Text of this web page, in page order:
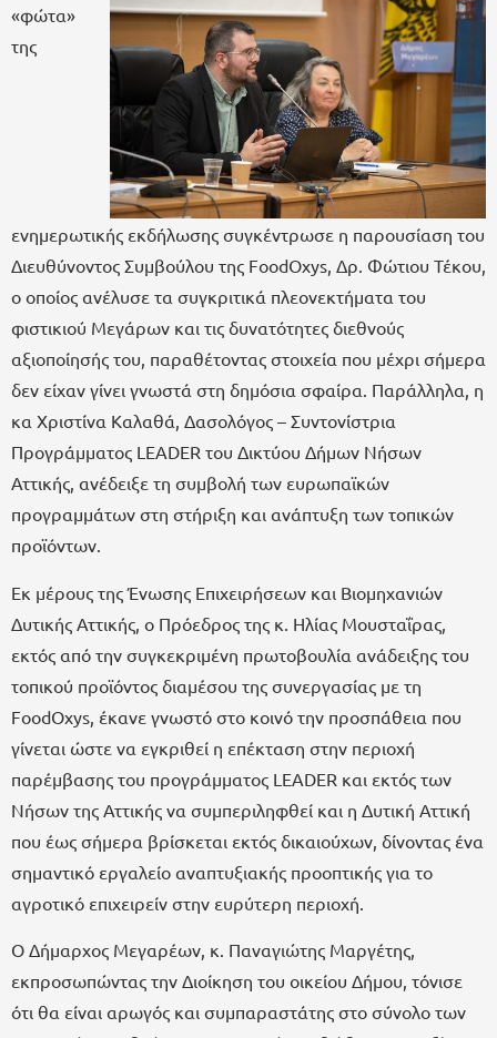
«φώτα»
της
ενημερωτικής εκδήλωσης συγκέντρωσε η παρουσίαση του
Διευθύνοντος Συμβούλου της FoodOxys, Δρ. Φώτιου Τέκου,
ο οποίος ανέλυσε τα συγκριτικά πλεονεκτήματα του
φιστικιού Μεγάρων και τις δυνατότητες διεθνούς
αξιοποίησής του, παραθέτοντας στοιχεία που μέχρι σήμερα
δεν είχαν γίνει γνωστά στη δημόσια σφαίρα. Παράλληλα, η
κα Χριστίνα Καλαθά, Δασολόγος – Συντονίστρια
Προγράμματος LEADER του Δικτύου Δήμων Νήσων
Αττικής, ανέδειξε τη συμβολή των ευρωπαϊκών
προγραμμάτων στη στήριξη και ανάπτυξη των τοπικών
προϊόντων.
Εκ μέρους της Ένωσης Επιχειρήσεων και Βιομηχανιών
Δυτικής Αττικής, ο Πρόεδρος της κ. Ηλίας Μουσταΐρας,
εκτός από την συγκεκριμένη πρωτοβουλία ανάδειξης του
τοπικού προϊόντος διαμέσου της συνεργασίας με τη
FoodOxys, έκανε γνωστό στο κοινό την προσπάθεια που
γίνεται ώστε να εγκριθεί η επέκταση στην περιοχή
παρέμβασης του προγράμματος LEADER και εκτός των
Νήσων της Αττικής να συμπεριληφθεί και η Δυτική Αττική
που έως σήμερα βρίσκεται εκτός δικαιούχων, δίνοντας ένα
σημαντικό εργαλείο αναπτυξιακής προοπτικής για το
αγροτικό επιχειρείν στην ευρύτερη περιοχή.
Ο Δήμαρχος Μεγαρέων, κ. Παναγιώτης Μαργέτης,
εκπροσωπώντας την Διοίκηση του οικείου Δήμου, τόνισε
ότι θα είναι αρωγός και συμπαραστάτης στο σύνολο των